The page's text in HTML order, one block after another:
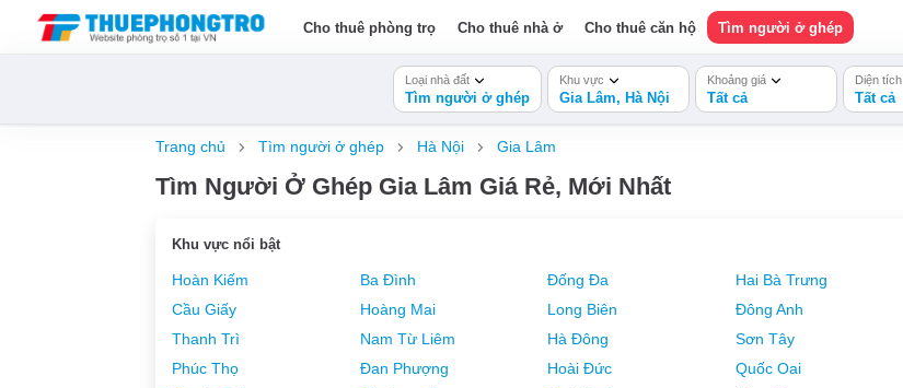
Cho thuê phòng trọ Cho thuê nhà ở Cho thuê căn hộ Tìm người ở ghép
Loại nhà đất
Tìm người ở ghép
Khu vực
Gia Lâm, Hà Nội
Khoảng giá
Tất cả
Diện tích
Tất cả
Trang chủ Tìm người ở ghép Hà Nội Gia Lâm
Tìm Người Ở Ghép Gia Lâm Giá Rẻ, Mới Nhất
Khu vực nổi bật
Hoàn Kiếm Ba Đình Đống Đa Hai Bà Trưng
Cầu Giấy
Hoàng Mai Long Biên Đông Anh
Thanh Trì
Nam Từ Liêm Hà Đông Sơn Tây
Phúc Thọ
Đan Phượng Hoài Đức Quốc Oai